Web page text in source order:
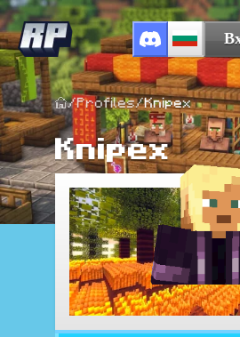
/Profiles/Knipex
Knipex